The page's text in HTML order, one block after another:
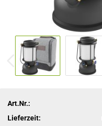
Art.Nr.:
Lieferzeit: